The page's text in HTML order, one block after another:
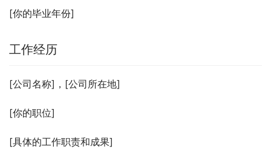
[你的毕业年份]
工作经历
[公司名称]，[公司所在地]
[你的职位]
[具体的工作职责和成果]